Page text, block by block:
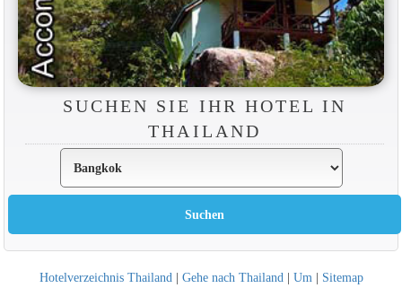
SUCHEN SIE IHR HOTEL IN
THAILAND
Hotelverzeichnis Thailand | Gehe nach Thailand | Um | Sitemap